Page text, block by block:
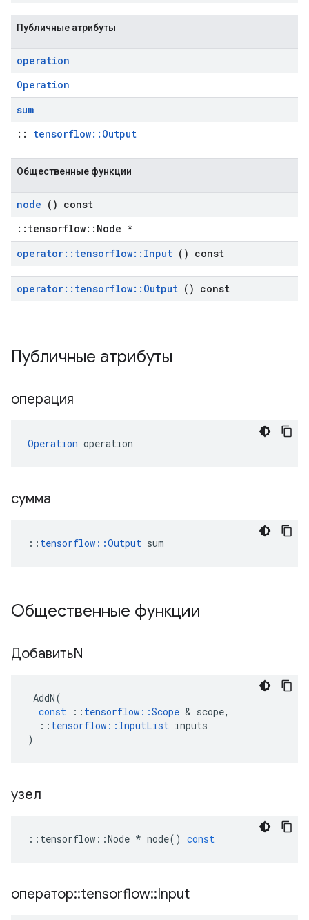
Публичные атрибуты
operation
Operation
sum
:: tensorflow::Output
Общественные функции
node () const
::tensorflow::Node *
operator:: tensorflow:: Input () const
operator:: tensorflow:: Output () const
Публичные атрибуты
операция
Operation operation
сумма
:: tensorflow::Output sum
Общественные функции
ДобавитьN
AddN(
const
:: tensorflow ::Scope & scope,
:: tensorflow :: InputList inputs
)
узел
:: tensorflow ::Node * node() const
оператор::tensorflow::Input